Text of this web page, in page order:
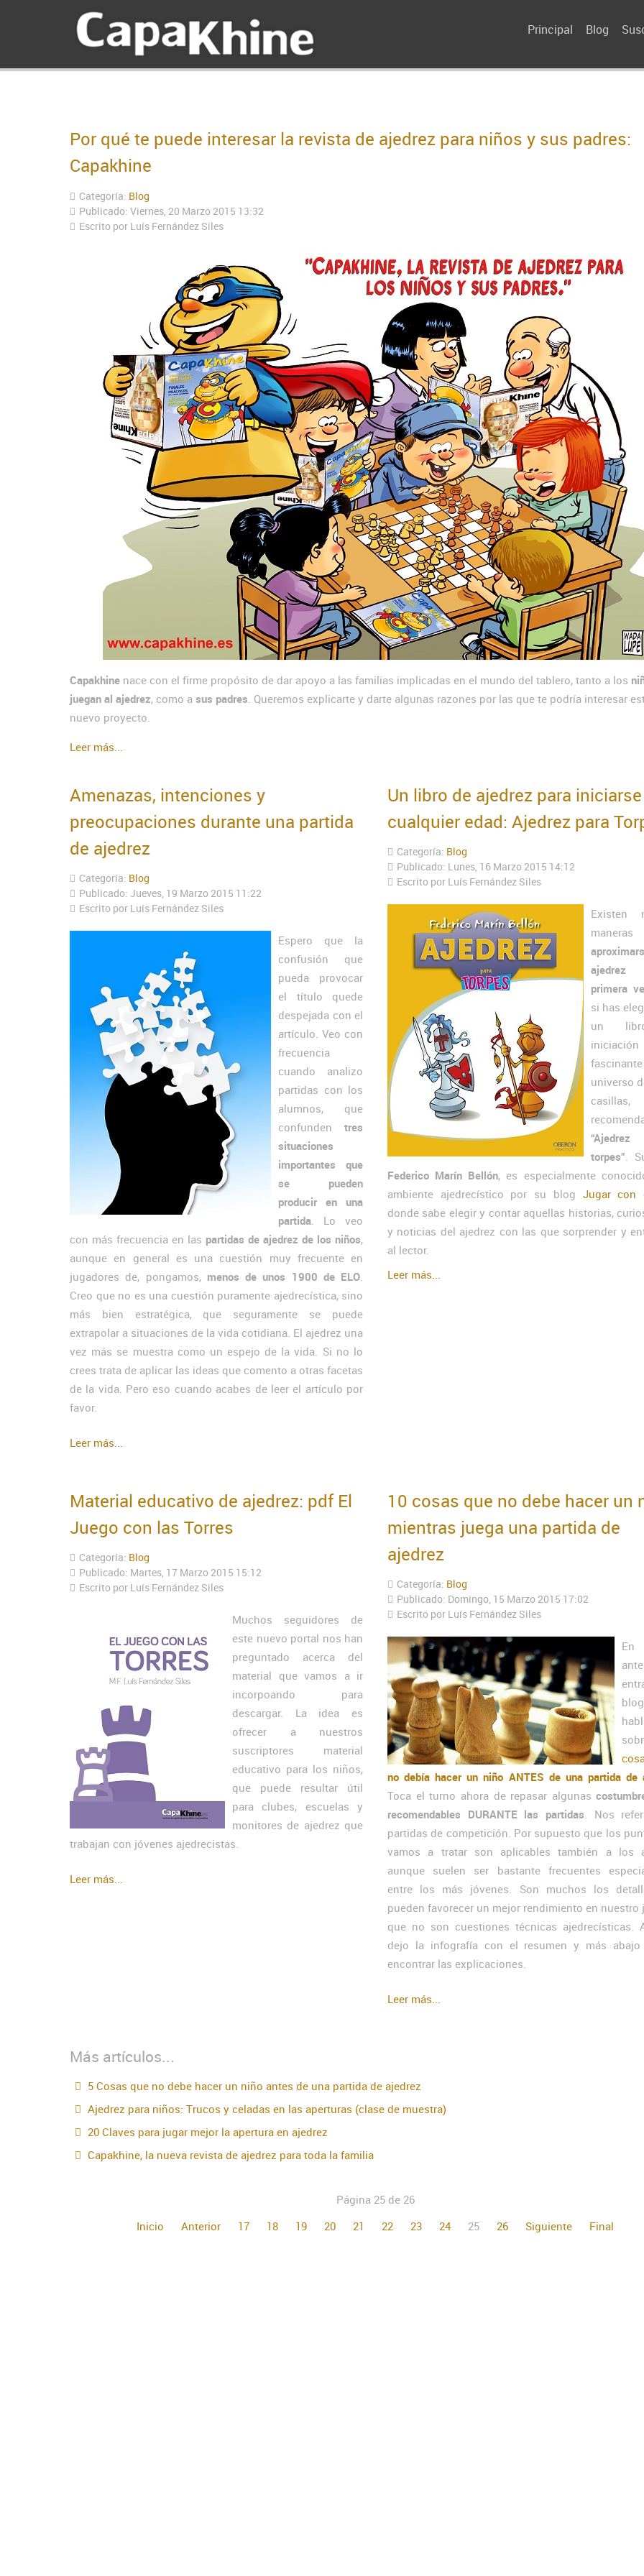
Principal Blog
Por qué te puede interesar la revista de ajedrez para niños y sus padres:
Capakhine
Categoría: Blog
Publicado: Viernes, 20 Marzo 2015 13:32
Escrito por Luís Fernández Siles
Capakhine nace con el firme propósito de dar apoyo a las familias implicadas en el mundo del tablero, tanto a los
juegan al ajedrez, como a sus padres . Queremos explicarte y darte algunas razones por las que te podría interesar
nuevo proyecto.
Leer más...
Amenazas, intenciones y
preocupaciones durante una partida
de ajedrez
Categoría: Blog
Publicado: Jueves, 19 Marzo 2015 11:22
Escrito por Luís Fernández Siles
Espero que la
confusión que
pueda provocar
el título quede
despejada con el
artículo. Veo con
frecuencia
cuando analizo
partidas con los
alumnos, que
confunden tres
situaciones
importantes que
se pueden
producir en una
partida. Lo veo
con más frecuencia en las partidas de ajedrez de los niños,
aunque en general es una cuestión muy frecuente en
jugadores de, pongamos, menos de unos 1900 de ELO.
Creo que no es una cuestión puramente ajedrecística, sino
más bien estratégica, que seguramente se puede
extrapolar a situaciones de la vida cotidiana. El ajedrez una
vez más se muestra como un espejo de la vida. Si no lo
crees trata de aplicar las ideas que comento a otras facetas
de la vida. Pero eso cuando acabes de leer el artículo por
favor.
Leer más...
Un libro de ajedrez para
cualquier edad: Ajedrez para
Categoría: Blog
Publicado: Lunes, 16 Marzo 2015 14:12
Escrito por Luís Fernández Siles
Existen
primera
si has
un
fascinante
universo
torpes”.
Federico Marín Bellón, es especialmente
ambiente ajedrecístico por su blog Jugar con
donde sabe elegir y contar aquellas historias,
y noticias del ajedrez con las que sorprender y
al lector.
Leer más...
Material educativo de ajedrez: pdf El
Juego con las Torres
Categoría: Blog
Publicado: Martes, 17 Marzo 2015 15:12
Escrito por Luís Fernández Siles
Muchos seguidores de
este nuevo portal nos han
preguntado acerca del
material que vamos a ir
incorpoando para
descargar. La idea es
ofrecer a nuestros
suscriptores material
educativo para los niños,
que puede resultar útil
para clubes, escuelas y
monitores de ajedrez que
trabajan con jóvenes ajedrecistas.
Leer más...
10 cosas que no debe hacer un
mientras juega una partida de
ajedrez
Categoría: Blog
Publicado: Domingo, 15 Marzo 2015 17:02
Escrito por Luís Fernández Siles
En
blog
no debía hacer un niño ANTES de una partida de
Toca el turno ahora de repasar algunas
recomendables DURANTE las partidas. Nos
partidas de competición. Por supuesto que los
vamos a tratar son aplicables también a los
aunque suelen ser bastante frecuentes
entre los más jóvenes. Son muchos los
pueden favorecer un mejor rendimiento en nuestro
que no son cuestiones técnicas ajedrecísticas.
dejo la infografía con el resumen y más abajo
encontrar las explicaciones.
Leer más...
Más artículos...
5 Cosas que no debe hacer un niño antes de una partida de ajedrez
Ajedrez para niños: Trucos y celadas en las aperturas (clase de muestra)
20 Claves para jugar mejor la apertura en ajedrez
Capakhine, la nueva revista de ajedrez para toda la familia
Página 25 de 26
Inicio
Anterior 17 18 19 20 21 22 23 24 25 26 Siguiente Final